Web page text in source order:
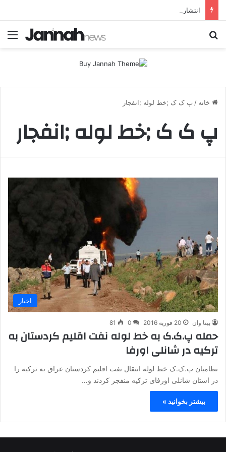
انتشار متن 12 ماده‌ای توافق نهایی بین ترکیه و پ.ک.ک
خانه / پ ک ک ;خط لوله ;انفجار
پ ک ک ;خط لوله ;انفجار
اخبار
بیتا وان 20 فوریه 2016 0
81
حمله پ.ک.ک به خط لوله نفت اقلیم کردستان به
ترکیه در شانلی اورفا
نظامیان پ.ک.ک خط لوله انتقال نفت اقلیم کردستان عراق به ترکیه را
در استان شانلی اورفای ترکیه منفجر کردند و…
بیشتر بخوانید »